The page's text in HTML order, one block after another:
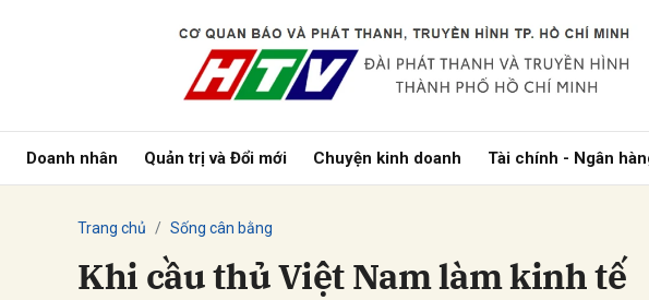
Doanh nhân Quản trị và Đổi mới Chuyện kinh doanh Tài chính - Ngân
Trang chủ Sống cân bằng
Khi cầu thủ Việt Nam làm kinh tế